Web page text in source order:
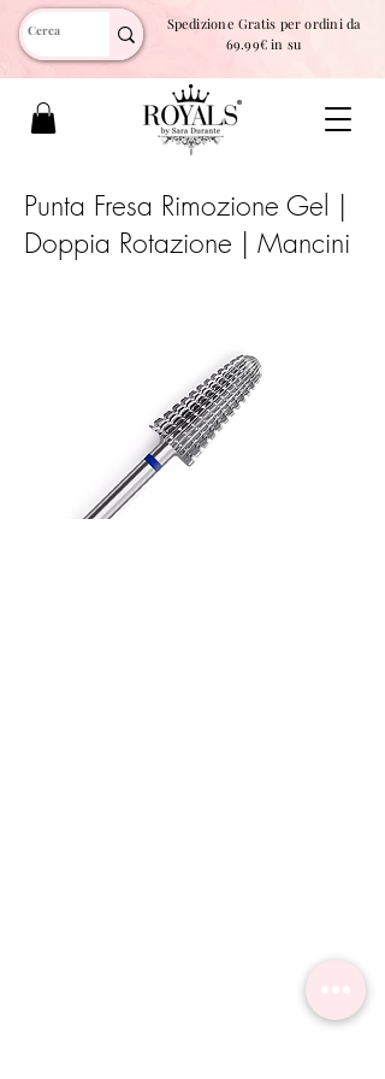
Spedizione Gratis per ordini da
69.99€ in su
Punta Fresa Rimozione Gel |
Doppia Rotazione | Mancini